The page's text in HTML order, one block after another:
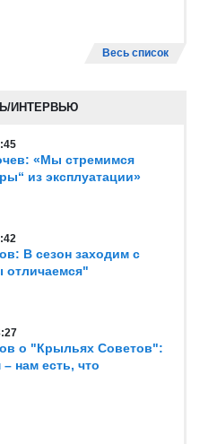
Весь список
ИНТЕРВЬЮ
«Мы стремимся
из эксплуатации»
В сезон заходим с
отличаемся"
о "Крыльях Советов":
нам есть, что